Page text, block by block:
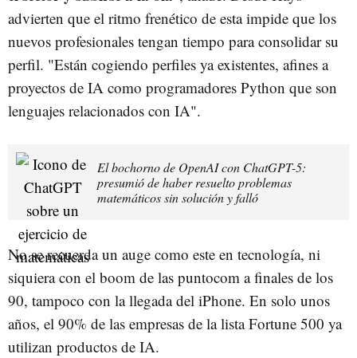
advierten que el ritmo frenético de esta impide que los
nuevos profesionales tengan tiempo para consolidar su
perfil. "Están cogiendo perfiles ya existentes, afines a
proyectos de IA como programadores Python que son
lenguajes relacionados con IA".
El bochorno de OpenAI con ChatGPT-5:
presumió de haber resuelto problemas
matemáticos sin solución y falló
No se recuerda un auge como este en tecnología, ni
siquiera con el boom de las puntocom a finales de los
90, tampoco con la llegada del iPhone. En solo unos
años, el 90% de las empresas de la lista Fortune 500 ya
utilizan productos de IA.